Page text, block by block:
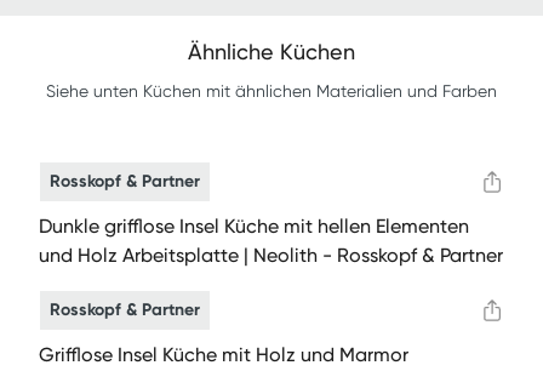
Ähnliche Küchen
Siehe unten Küchen mit ähnlichen Materialien und Farben
Rosskopf & Partner
Dunkle grifflose Insel Küche mit hellen Elementen
und Holz Arbeitsplatte | Neolith - Rosskopf & Partner
Rosskopf & Partner
Grifflose Insel Küche mit Holz und Marmor